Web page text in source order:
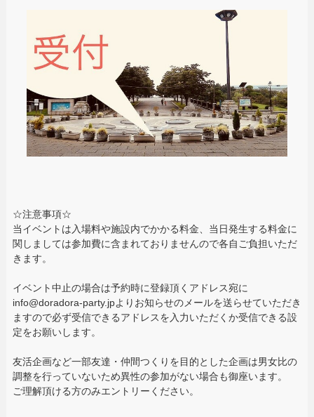
☆注意事項☆
当イベントは入場料や施設内でかかる料金、当日発生する料金に
関しましては参加費に含まれておりませんので各自ご負担いただ
きます。
イベント中止の場合は予約時に登録頂くアドレス宛に
info@doradora-party.jpよりお知らせのメールを送らせていただき
ますので必ず受信できるアドレスを入力いただくか受信できる設
定をお願いします。
友活企画など一部友達・仲間つくりを目的とした企画は男女比の
調整を行っていないため異性の参加がない場合も御座います。
ご理解頂ける方のみエントリーください。